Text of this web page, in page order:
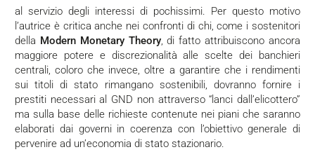
al servizio degli interessi di pochissimi. Per questo motivo
l’autrice è critica anche nei confronti di chi, come i sostenitori
della Modern Monetary Theory, di fatto attribuiscono ancora
maggiore potere e discrezionalità alle scelte dei banchieri
centrali, coloro che invece, oltre a garantire che i rendimenti
sui titoli di stato rimangano sostenibili, dovranno fornire i
prestiti necessari al GND non attraverso “lanci dall’elicottero”
ma sulla base delle richieste contenute nei piani che saranno
elaborati dai governi in coerenza con l’obiettivo generale di
pervenire ad un’economia di stato stazionario.